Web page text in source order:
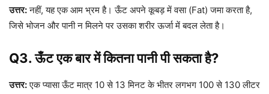
उत्तर:नहीं, यह एक आम भ्रम है। ऊँट अपने कूबड़ में वसा (Fat) जमा करता है,
जिसे भोजन और पानी न मिलने पर उसका शरीर ऊर्जा में बदल लेता है।
Q3. ऊँट एक बार में कितना पानी पी सकता है?
उत्तर:एक प्यासा ऊँट मात्र 10 से 13 मिनट के भीतर लगभग 100 से 130 लीटर